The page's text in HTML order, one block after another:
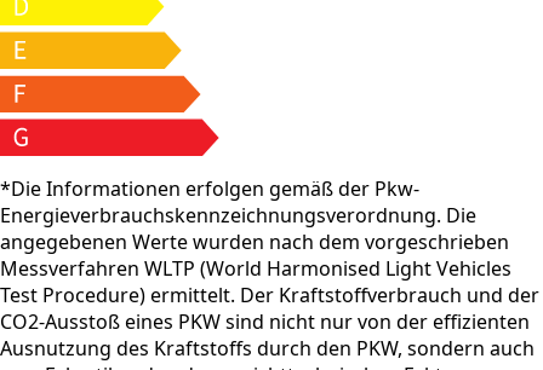
*Die Informationen erfolgen gemäß der Pkw-
Energieverbrauchskennzeichnungsverordnung. Die
angegebenen Werte wurden nach dem vorgeschrieben
Messverfahren WLTP (World Harmonised Light Vehicles
Test Procedure) ermittelt. Der Kraftstoffverbrauch und der
CO2-Ausstoß eines PKW sind nicht nur von der effizienten
Ausnutzung des Kraftstoffs durch den PKW, sondern auch